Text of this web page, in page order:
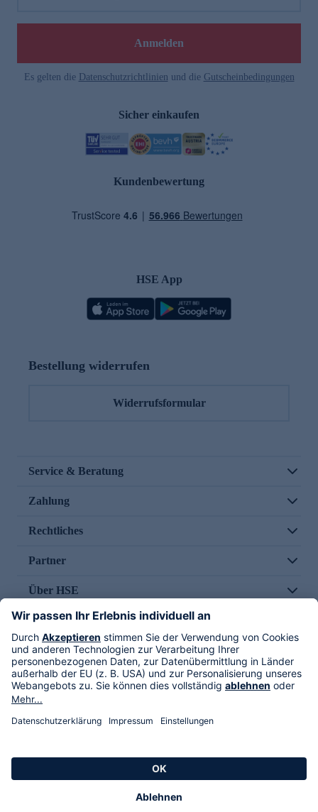
Anmelden
Es gelten die Datenschutzrichtlinien und die Gutscheinbedingungen
Sicher einkaufen
Kundenbewertung
HSE App
Bestellung widerrufen
Widerrufsformular
Service & Beratung
Zahlung
Rechtliches
Partner
Über HSE
Im TV
HSE International